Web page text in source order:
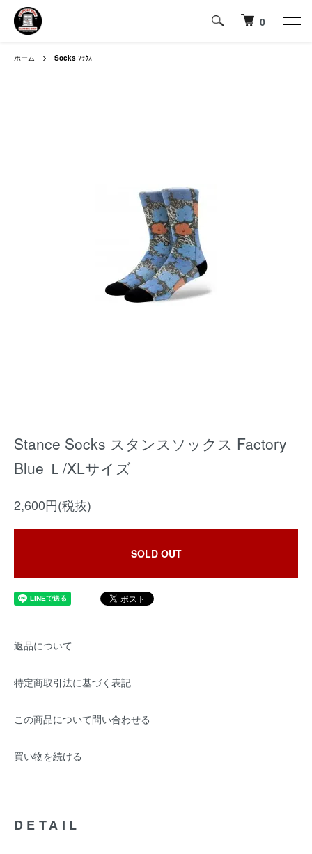
0
ホーム Socks ｿｯｸｽ
Stance Socks スタンスソックス Factory
Blue Ｌ/XLサイズ
2,600円(税抜)
SOLD OUT
返品について
特定商取引法に基づく表記
この商品について問い合わせる
買い物を続ける
DETAIL